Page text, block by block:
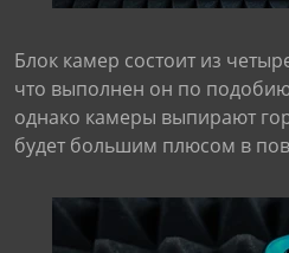
Блок камер состоит из
что выполнен он по
однако камеры выпирают
будет большим плюсом в